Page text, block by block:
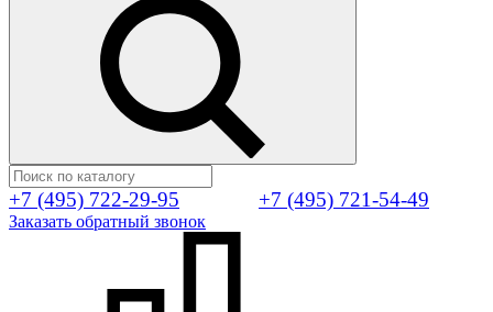
+7 (495) 722-29-95 +7 (495) 721-54-49
Заказать обратный звонок